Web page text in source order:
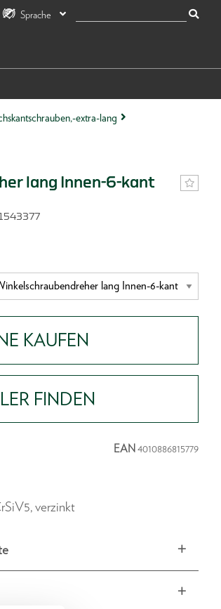
Sprache
extra-lang
lang Innen-6-kant
KAUFEN
FINDEN
EAN4010886815779
verzinkt